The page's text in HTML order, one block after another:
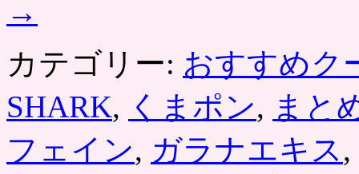
→
カテゴリー: おすすめク
SHARK, くまポン, まと
フェイン, ガラナエキス,